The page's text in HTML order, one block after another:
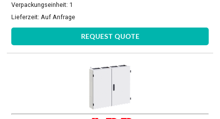
Verpackungseinheit: 1
Lieferzeit: Auf Anfrage
REQUEST QUOTE